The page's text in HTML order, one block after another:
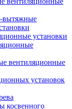
вытяжные
установки
вентиляционные
установок
косвенного